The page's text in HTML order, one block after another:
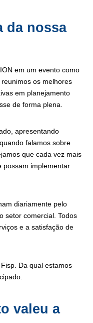
da nossa
em um evento como
os melhores
em planejamento
de forma plena.
apresentando
falamos sobre
que cada vez mais
possam implementar
diariamente pelo
setor comercial. Todos
e a satisfação de
Da qual estamos
valeu a